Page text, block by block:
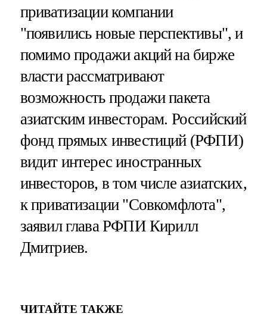
приватизации компании
"появились новые перспективы", и
помимо продажи акций на бирже
власти рассматривают
возможность продажи пакета
азиатским инвесторам. Российский
фонд прямых инвестиций (РФПИ)
видит интерес иностранных
инвесторов, в том числе азиатских,
к приватизации "Совкомфлота",
заявил глава РФПИ Кирилл
Дмитриев.
ЧИТАЙТЕ ТАКЖЕ